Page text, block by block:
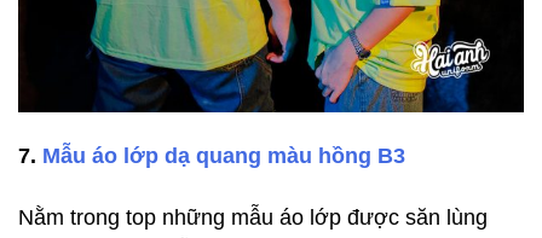
7. Mẫu áo lớp dạ quang màu hồng B3
Nằm trong top những mẫu áo lớp được săn lùng